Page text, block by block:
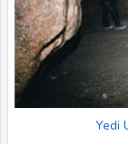
Yedi